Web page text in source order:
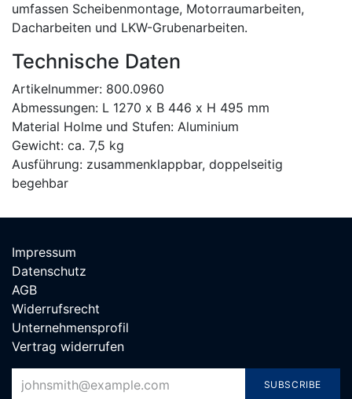
umfassen Scheibenmontage, Motorraumarbeiten,
Dacharbeiten und LKW-Grubenarbeiten.
Technische Daten
Artikelnummer: 800.0960
Abmessungen: L 1270 x B 446 x H 495 mm
Material Holme und Stufen: Aluminium
Gewicht: ca. 7,5 kg
Ausführung: zusammenklappbar, doppelseitig
begehbar
Impressum
Datenschutz
AGB
Widerrufsrecht
Unternehmensprofil
Vertrag widerrufen
SUBSCRIBE